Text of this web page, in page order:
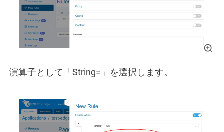
演算子として「String=」を選択します。